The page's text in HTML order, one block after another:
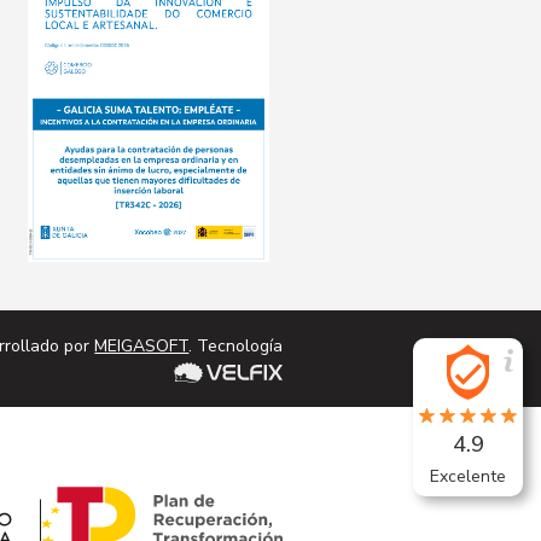
porMEIGASOFT. Tecnología
4.9
Excelente